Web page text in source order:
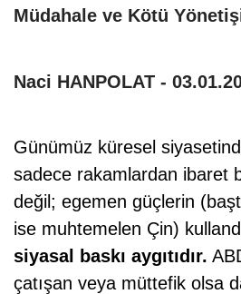
Müdahale ve Kötü
Naci HANPOLAT -
Günümüz küresel
sadece rakamlardan ibaret
değil; egemen güçlerin
ise muhtemelen Çin)
siyasal baskı aygıtıdır.
çatışan veya müttefik olsa